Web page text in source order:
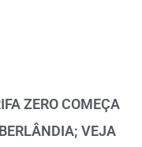
ZERO COMEÇA
VEJA